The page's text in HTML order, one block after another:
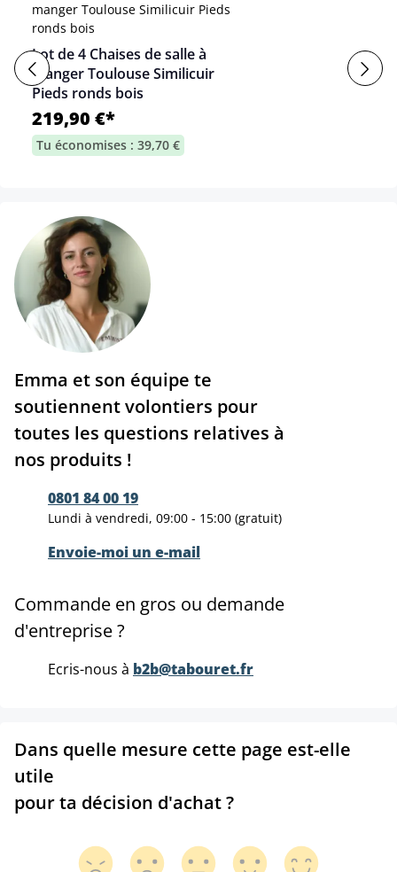
Lot de 4 Chaises de salle à
manger Toulouse Similicuir
Pieds ronds bois
219,90 €*
Tu économises : 39,70 €
Emma et son équipe te
soutiennent volontiers pour
toutes les questions relatives à
nos produits !
0801 84 00 19
Lundi à vendredi, 09:00 - 15:00 (gratuit)
Envoie-moi un e-mail
Commande en gros ou demande
d'entreprise ?
Ecris-nous à b2b@tabouret.fr
Dans quelle mesure cette page est-elle
utile
pour ta décision d'achat ?